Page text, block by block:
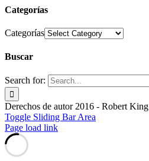
Categorías
Categorías
Buscar
Search for:
Derechos de autor 2016 - Robert King
Toggle Sliding Bar Area
Page load link